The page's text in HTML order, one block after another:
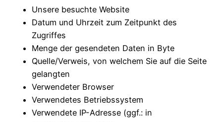
Unsere besuchte Website
Datum und Uhrzeit zum Zeitpunkt des
Zugriffes
Menge der gesendeten Daten in Byte
Quelle/Verweis, von welchem Sie auf die Seite
gelangten
Verwendeter Browser
Verwendetes Betriebssystem
Verwendete IP-Adresse (ggf.: in